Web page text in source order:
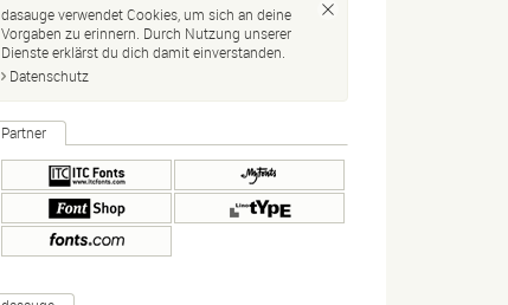
dasauge verwendet Cookies, um sich an deine
Vorgaben zu erinnern. Durch Nutzung unserer
Dienste erklärst du dich damit einverstanden.
Datenschutz
Partner